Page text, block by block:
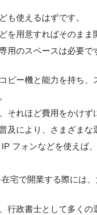
も使えるはずです。
を用意すればそのまま
用のスペースは必要で
ピー機と能力を持ち
それほど費用をかけず
及により、さまざまな
フォンなどを使えば
宅で開業する際には、
行政書士として多くの